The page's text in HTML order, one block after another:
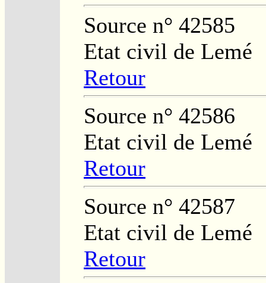
Source n° 42585
Etat civil de Lemé
Retour
Source n° 42586
Etat civil de Lemé
Retour
Source n° 42587
Etat civil de Lemé
Retour